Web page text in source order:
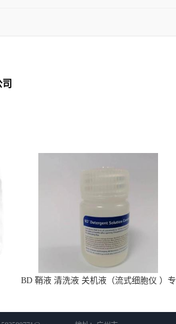
BD 鞘液 清洗液 关机液（流式细胞仪 ）专